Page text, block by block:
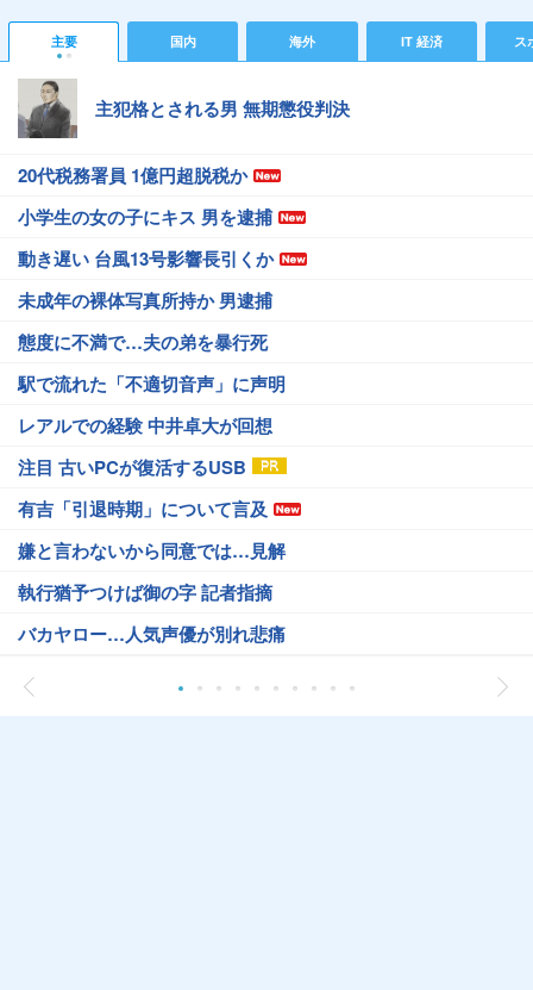
主要 国内 海外 IT 経済 ス
主犯格とされる男 無期懲役判決
20代税務署員 1億円超脱税か
小学生の女の子にキス 男を逮捕
動き遅い 台風13号影響長引くか
未成年の裸体写真所持か 男逮捕
態度に不満で…夫の弟を暴行死
駅で流れた「不適切音声」に声明
レアルでの経験 中井卓大が回想
注目 古いPCが復活するUSB
有吉「引退時期」について言及
嫌と言わないから同意では…見解
執行猶予つけば御の字 記者指摘
バカヤロー…人気声優が別れ悲痛